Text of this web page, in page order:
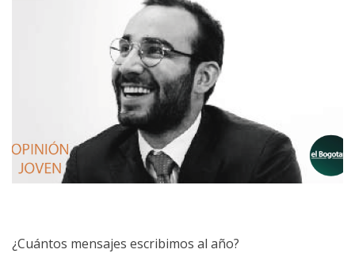
¿Cuántos mensajes escribimos al año?